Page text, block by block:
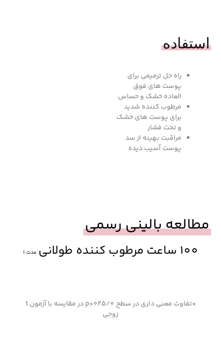
استفاده
راه حل ترمیمی برای
پوست های فوق
العاده خشک و حساس
مرطوب کننده شدید
برای پوست های خشک
و تحت فشار
مراقبت بهینه از سد
پوست آسیب دیده
مطالعه بالینی رسمی
100 ساعت مرطوب کننده طولانی مدت 1
*تفاوت معنی داری در سطح 025/0<p در مقایسه با آزمون t
زوجی